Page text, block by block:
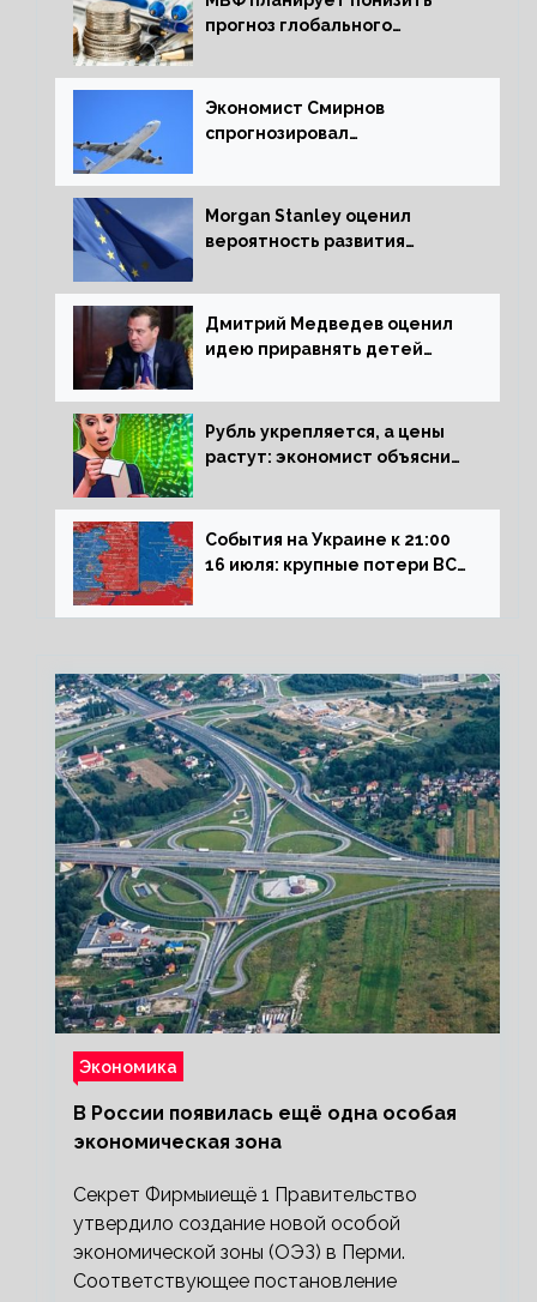
прогноз глобального
следующем отчете
Экономист Смирнов
спрогнозировал
России
Morgan Stanley оценил
вероятность развития
Дмитрий Медведев оценил
идею приравнять детей
Рубль укрепляется, а цены
растут: экономист объяснил
на рынок РФ
События на Украине к 21:00
16 июля: крупные потери ВСУ
обстреливает Донбасс из
Экономика
В России появилась ещё одна особая
экономическая зона
Секрет Фирмыиещё 1 Правительство
утвердило создание новой особой
экономической зоны (ОЭЗ) в Перми.
Соответствующее постановление